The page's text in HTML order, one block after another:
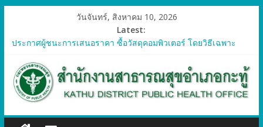
วันจันทร์, สิงหาคม 10, 2026
Latest:
ประกาศผู้ชนะการเสนอราคา ซื้อวัสดุคอมพิวเตอร์ โดยวิธีเฉพาะ
ประกาศผู้ชนะการเสนอราคา จัดซื้อวัสดุทางการแพทย์สำหรับ
โครงการป้องกันควบคุมโรคติดต่อและภัยสุขภาพในแรงงานต่างด้าว
อำเภอกะทู้ ปี 2569
เจาะจง